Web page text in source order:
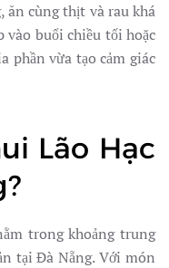
ăn cùng thịt và rau khá
vào buổi chiều tối hoặc
phần vừa tạo cảm giác
Lão Hạc
trong khoảng trung
tại Đà Nẵng. Với món